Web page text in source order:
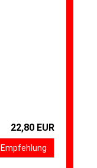
22,80 EUR